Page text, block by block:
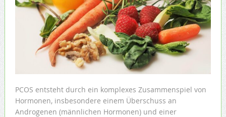
PCOS entsteht durch ein komplexes Zusammenspiel von
Hormonen, insbesondere einem Überschuss an
Androgenen (männlichen Hormonen) und einer